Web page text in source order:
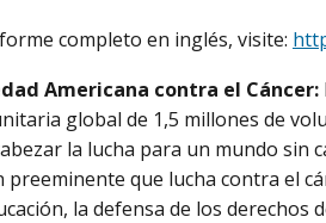
completo en inglés, visite:
Americana contra el Cáncer:
global de 1,5 millones de
la lucha para un mundo sin
que lucha contra el
la defensa de los derechos